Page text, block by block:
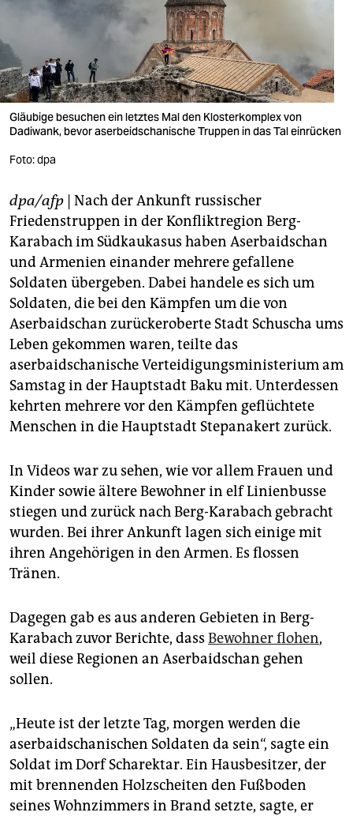
wahrheit
verlag
verlag
veranstaltungen
unterstützen
abo
genossenschaft
epaper login
Gläubige besuchen ein letztes Mal den Klosterkomplex von
Dadiwank, bevor aserbeidschanische Truppen in das Tal einrücken
Foto: dpa
dpa/afp | Nach der Ankunft russischer
Friedenstruppen in der Konfliktregion Berg-
Karabach im Südkaukasus haben Aserbaidschan
und Armenien einander mehrere gefallene
Soldaten übergeben. Dabei handele es sich um
Soldaten, die bei den Kämpfen um die von
Aserbaidschan zurückeroberte Stadt Schuscha ums
Leben gekommen waren, teilte das
aserbaidschanische Verteidigungsministerium am
Samstag in der Hauptstadt Baku mit. Unterdessen
kehrten mehrere vor den Kämpfen geflüchtete
Menschen in die Hauptstadt Stepanakert zurück.
In Videos war zu sehen, wie vor allem Frauen und
Kinder sowie ältere Bewohner in elf Linienbusse
stiegen und zurück nach Berg-Karabach gebracht
wurden. Bei ihrer Ankunft lagen sich einige mit
ihren Angehörigen in den Armen. Es flossen
Tränen.
Dagegen gab es aus anderen Gebieten in Berg-
Karabach zuvor Berichte, dass Bewohner flohen,
weil diese Regionen an Aserbaidschan gehen
sollen.
„Heute ist der letzte Tag, morgen werden die
aserbaidschanischen Soldaten da sein“, sagte ein
Soldat im Dorf Scharektar. Ein Hausbesitzer, der
mit brennenden Holzscheiten den Fußboden
seines Wohnzimmers in Brand setzte, sagte, er